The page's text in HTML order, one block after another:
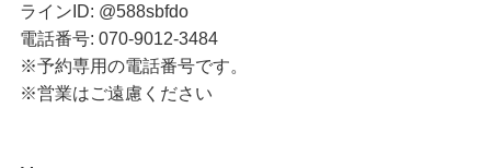
ラインID: @588sbfdo
電話番号: 070-9012-3484
※予約専用の電話番号です。
※営業はご遠慮ください